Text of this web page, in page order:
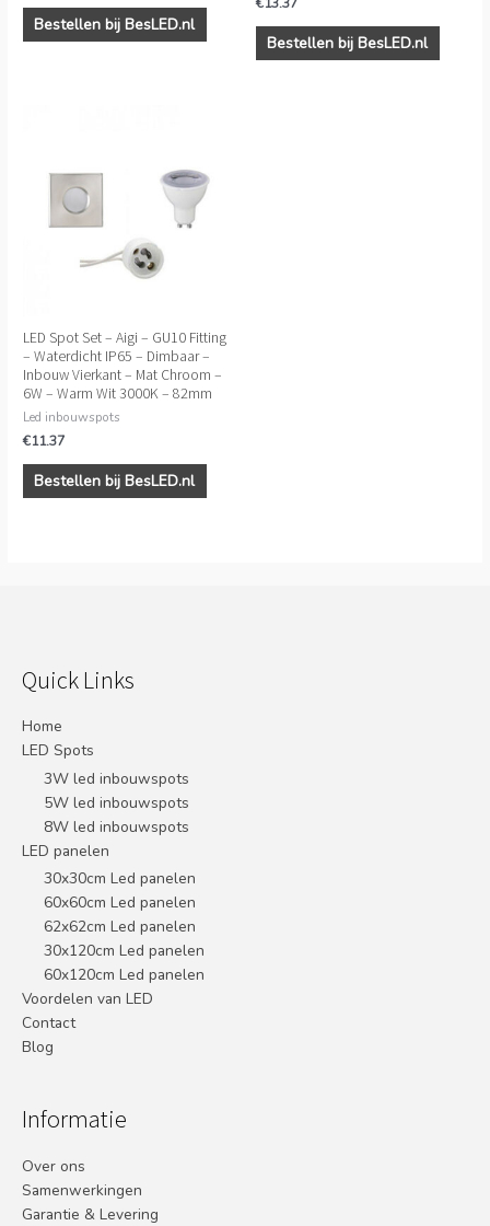
Bestellen bij BesLED.nl
Bestellen bij BesLED.nl
LED Spot Set – Aigi – GU10 Fitting
– Waterdicht IP65 – Dimbaar –
Inbouw Vierkant – Mat Chroom –
6W – Warm Wit 3000K – 82mm
Led inbouwspots
€11.37
Bestellen bij BesLED.nl
Quick Links
Home
LED Spots
3W led inbouwspots
5W led inbouwspots
8W led inbouwspots
LED panelen
30x30cm Led panelen
60x60cm Led panelen
62x62cm Led panelen
30x120cm Led panelen
60x120cm Led panelen
Voordelen van LED
Contact
Blog
Informatie
Over ons
Samenwerkingen
Garantie & Levering